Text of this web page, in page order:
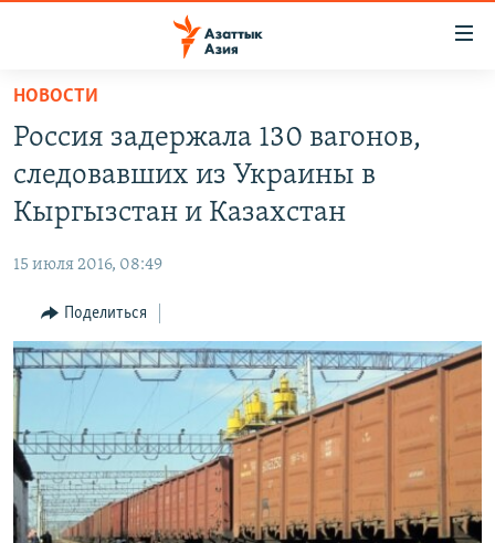
Вернуться
основному
содержанию
Вернутся
главной
Вернутся
поиску
ТАДЖИКИСТАН
ВОЙНА В УКРАИНЕ
КЫРГЫЗЧА
ЎЗБЕКЧА
TÜRKMENÇE
Все сайты РСЕ/РС
НОВОСТИ
Россия задержала 130 вагонов,
следовавших из Украины в
Кыргызстан и Казахстан
15 июля 2016, 08:49
Поделиться